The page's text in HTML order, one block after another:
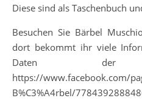
Diese sind als Taschenbuch
Besuchen Sie Bärbel
dort bekommt ihr viele
Daten der
https://www.facebook.com/
B%C3%A4rbel/